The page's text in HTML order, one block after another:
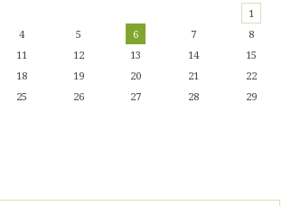
1
4 5 6 7
8
11 12 13 14
15
18 19 20 21
22
25 26 27 28
29